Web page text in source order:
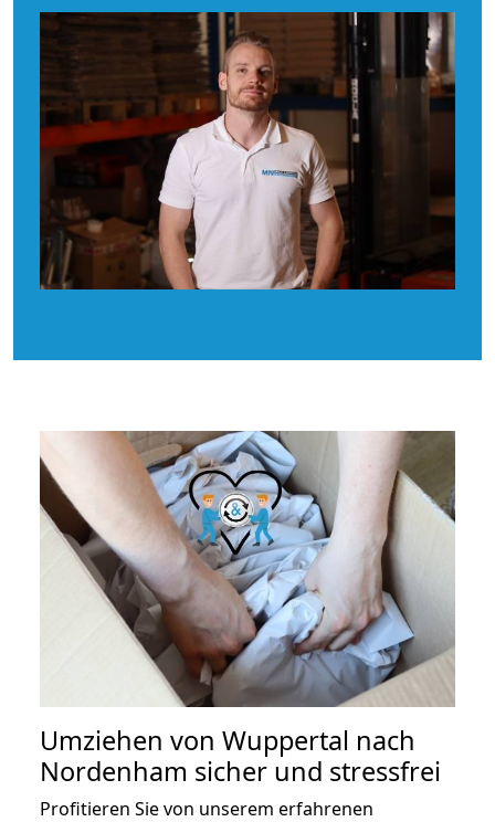
Umziehen von Wuppertal nach
Nordenham sicher und stressfrei
Profitieren Sie von unserem erfahrenen